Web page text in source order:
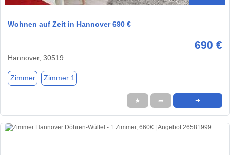
Wohnen auf Zeit in Hannover 690 €
690 €
Hannover, 30519
Zimmer Zimmer 1
★ ➦ ➜